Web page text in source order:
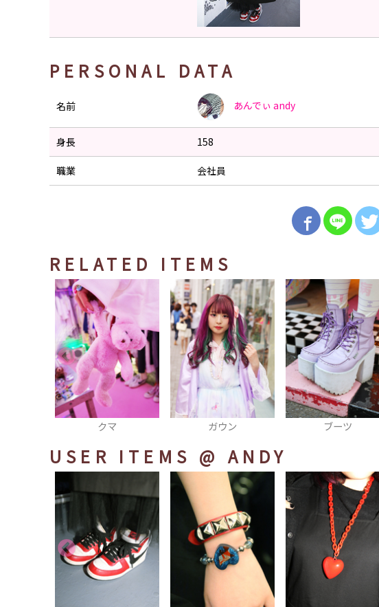
PERSONAL DATA
名前 あんでぃ andy
身長 158
職業 会社員
RELATED ITEMS
USER ITEMS @ ANDY